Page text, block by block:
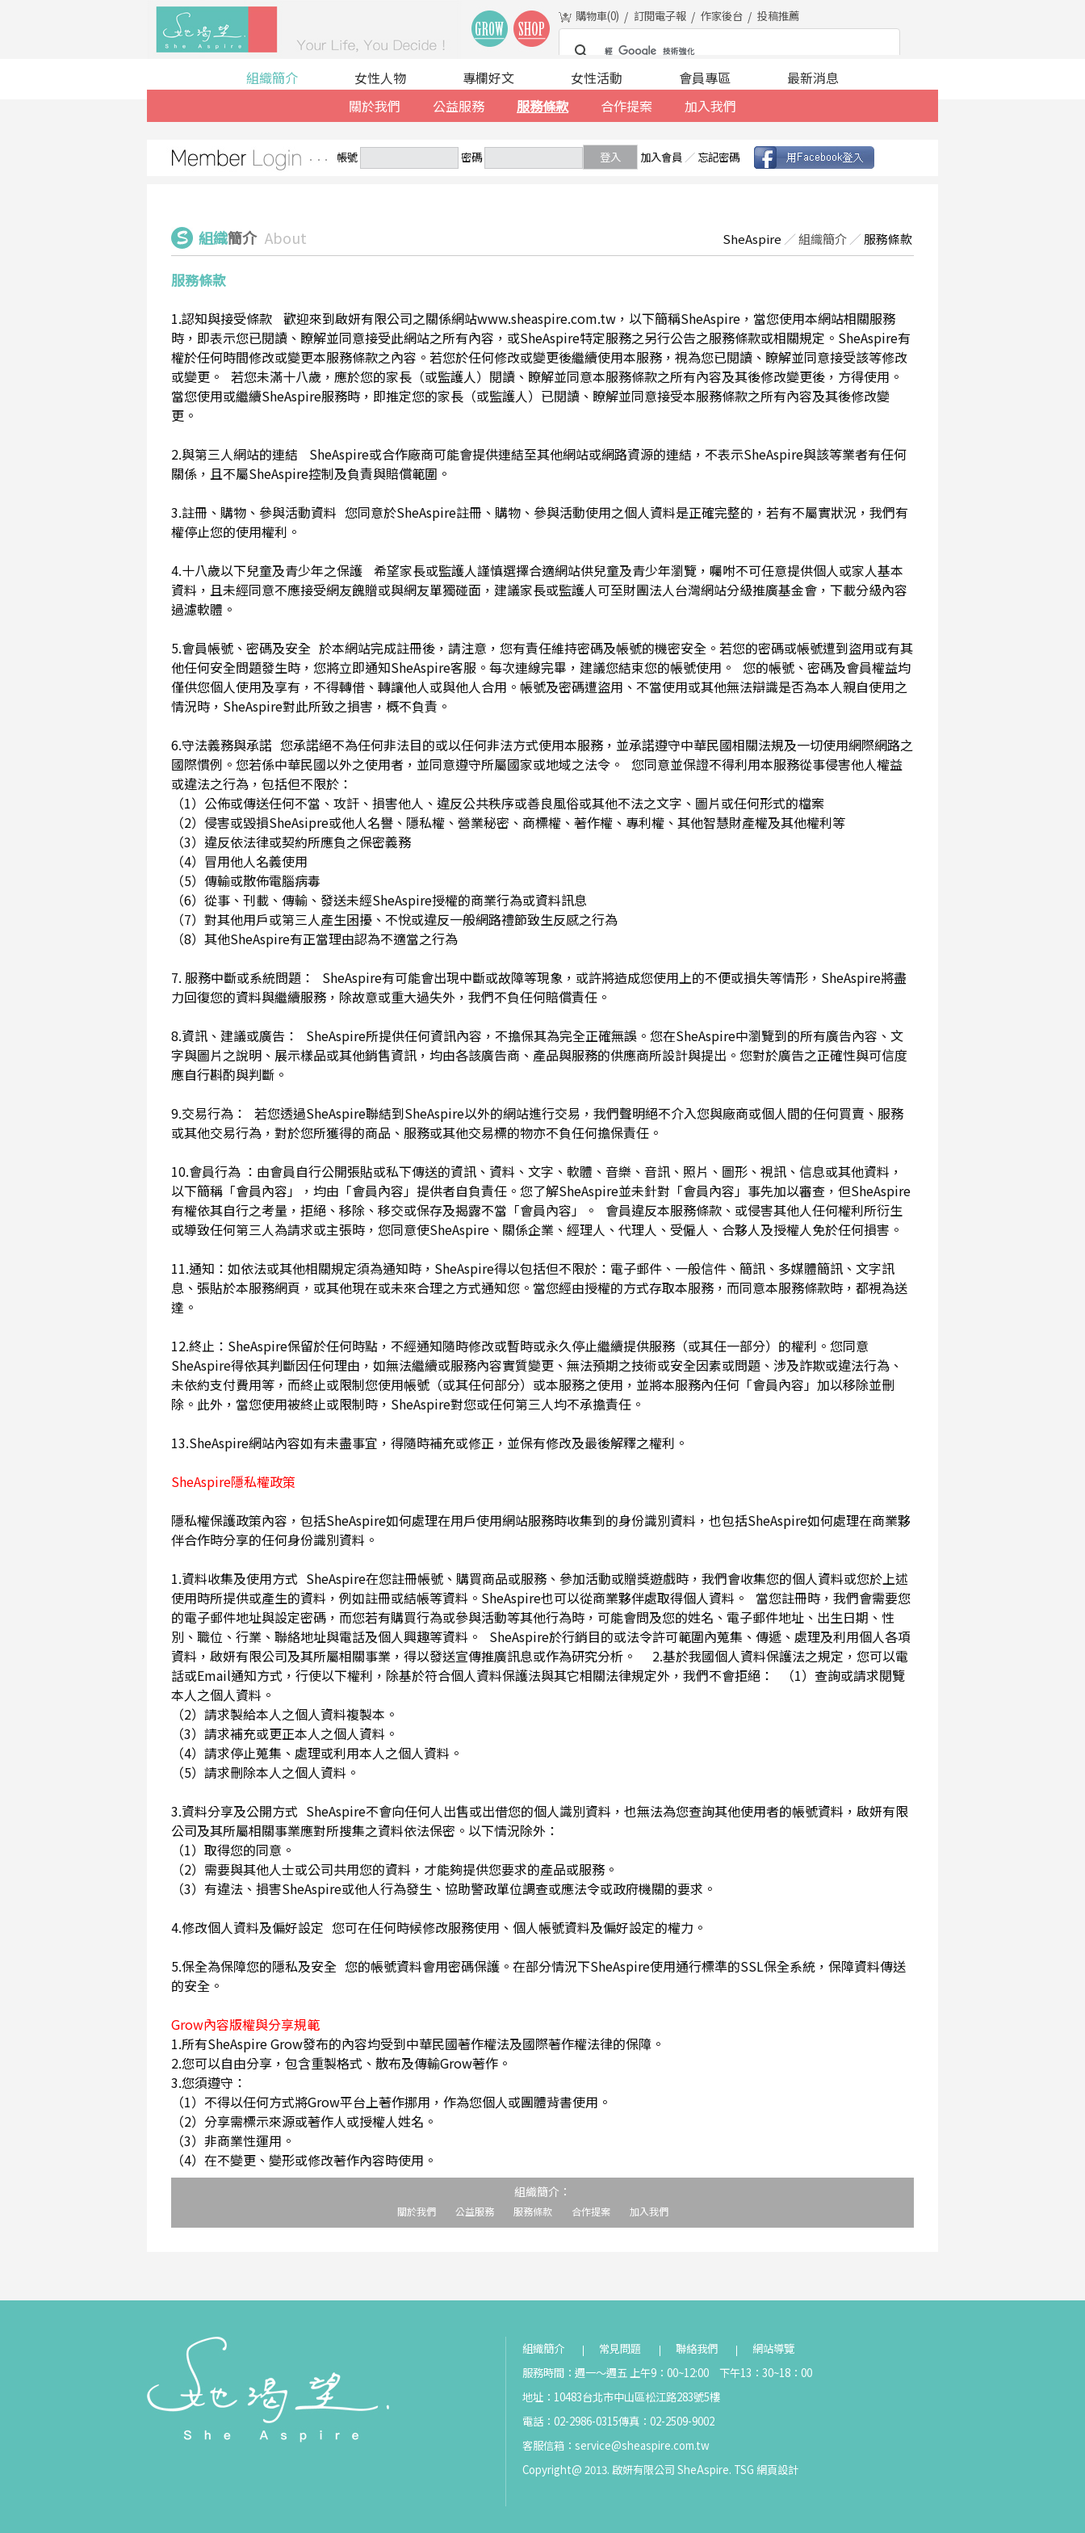
購物車(0) 訂閱電子報 作家後台 投稿推薦
組織簡介
關於我們
公益服務 服務條款 合作提案 加入我們
女性人物 專欄好文 女性活動 會員專區 最新消息
帳號 密碼 登入 加入會員 ／ 忘記密碼
組織簡介 About SheAspire ／組織簡介 ／ 服務條款
服務條款
1.認知與接受條款 歡迎來到啟妍有限公司之關係網站www.sheaspire.com.tw，以下簡稱SheAspire，當您使用本網站相關服務
時，即表示您已閱讀、瞭解並同意接受此網站之所有內容，或SheAspire特定服務之另行公告之服務條款或相關規定。SheAspire有
權於任何時間修改或變更本服務條款之內容。若您於任何修改或變更後繼續使用本服務，視為您已閱讀、瞭解並同意接受該等修改
或變更。 若您未滿十八歲，應於您的家長（或監護人）閱讀、瞭解並同意本服務條款之所有內容及其後修改變更後，方得使用。
當您使用或繼續SheAspire服務時，即推定您的家長（或監護人）已閱讀、瞭解並同意接受本服務條款之所有內容及其後修改變
更。
2.與第三人網站的連結 SheAspire或合作廠商可能會提供連結至其他網站或網路資源的連結，不表示SheAspire與該等業者有任何
關係，且不屬SheAspire控制及負責與賠償範圍。
3.註冊、購物、參與活動資料 您同意於SheAspire註冊、購物、參與活動使用之個人資料是正確完整的，若有不屬實狀況，我們有
權停止您的使用權利。
4.十八歲以下兒童及青少年之保護 希望家長或監護人謹慎選擇合適網站供兒童及青少年瀏覽，囑咐不可任意提供個人或家人基本
資料，且未經同意不應接受網友餽贈或與網友單獨碰面，建議家長或監護人可至財團法人台灣網站分級推廣基金會，下載分級內容
過濾軟體。
5.會員帳號、密碼及安全 於本網站完成註冊後，請注意，您有責任維持密碼及帳號的機密安全。若您的密碼或帳號遭到盜用或有其
他任何安全問題發生時，您將立即通知SheAspire客服。每次連線完畢，建議您結束您的帳號使用。 您的帳號、密碼及會員權益均
僅供您個人使用及享有，不得轉借、轉讓他人或與他人合用。帳號及密碼遭盜用、不當使用或其他無法辯識是否為本人親自使用之
情況時，SheAspire對此所致之損害，概不負責。
6.守法義務與承諾 您承諾絕不為任何非法目的或以任何非法方式使用本服務，並承諾遵守中華民國相關法規及一切使用網際網路之
國際慣例。您若係中華民國以外之使用者，並同意遵守所屬國家或地域之法令。 您同意並保證不得利用本服務從事侵害他人權益
或違法之行為，包括但不限於：
（1）公佈或傳送任何不當、攻訐、損害他人、違反公共秩序或善良風俗或其他不法之文字、圖片或任何形式的檔案
（2）侵害或毀損SheAsipre或他人名譽、隱私權、營業秘密、商標權、著作權、專利權、其他智慧財產權及其他權利等
（3）違反依法律或契約所應負之保密義務
（4）冒用他人名義使用
（5）傳輸或散佈電腦病毒
（6）從事、刊載、傳輸、發送未經SheAspire授權的商業行為或資料訊息
（7）對其他用戶或第三人產生困擾、不悅或違反一般網路禮節致生反感之行為
（8）其他SheAspire有正當理由認為不適當之行為
7. 服務中斷或系統問題： SheAspire有可能會出現中斷或故障等現象，或許將造成您使用上的不便或損失等情形，SheAspire將盡
力回復您的資料與繼續服務，除故意或重大過失外，我們不負任何賠償責任。
8.資訊、建議或廣告： SheAspire所提供任何資訊內容，不擔保其為完全正確無誤。您在SheAspire中瀏覽到的所有廣告內容、文
字與圖片之說明、展示樣品或其他銷售資訊，均由各該廣告商、產品與服務的供應商所設計與提出。您對於廣告之正確性與可信度
應自行斟酌與判斷。
9.交易行為： 若您透過SheAspire聯結到SheAspire以外的網站進行交易，我們聲明絕不介入您與廠商或個人間的任何買賣、服務
或其他交易行為，對於您所獲得的商品、服務或其他交易標的物亦不負任何擔保責任。
10.會員行為 ：由會員自行公開張貼或私下傳送的資訊、資料、文字、軟體、音樂、音訊、照片、圖形、視訊、信息或其他資料，
以下簡稱「會員內容」，均由「會員內容」提供者自負責任。您了解SheAspire並未針對「會員內容」事先加以審查，但SheAspire
有權依其自行之考量，拒絕、移除、移交或保存及揭露不當「會員內容」。 會員違反本服務條款、或侵害其他人任何權利所衍生
或導致任何第三人為請求或主張時，您同意使SheAspire、關係企業、經理人、代理人、受僱人、合夥人及授權人免於任何損害。
11.通知：如依法或其他相關規定須為通知時，SheAspire得以包括但不限於：電子郵件、一般信件、簡訊、多媒體簡訊、文字訊
息、張貼於本服務網頁，或其他現在或未來合理之方式通知您。當您經由授權的方式存取本服務，而同意本服務條款時，都視為送
達。
12.終止：SheAspire保留於任何時點，不經通知隨時修改或暫時或永久停止繼續提供服務（或其任一部分）的權利。您同意
SheAspire得依其判斷因任何理由，如無法繼續或服務內容實質變更、無法預期之技術或安全因素或問題、涉及詐欺或違法行為、
未依約支付費用等，而終止或限制您使用帳號（或其任何部分）或本服務之使用，並將本服務內任何「會員內容」加以移除並刪
除。此外，當您使用被終止或限制時，SheAspire對您或任何第三人均不承擔責任。
13.SheAspire網站內容如有未盡事宜，得隨時補充或修正，並保有修改及最後解釋之權利。
SheAspire隱私權政策
隱私權保護政策內容，包括SheAspire如何處理在用戶使用網站服務時收集到的身份識別資料，也包括SheAspire如何處理在商業夥
伴合作時分享的任何身份識別資料。
1.資料收集及使用方式 SheAspire在您註冊帳號、購買商品或服務、參加活動或贈獎遊戲時，我們會收集您的個人資料或您於上述
使用時所提供或產生的資料，例如註冊或結帳等資料。SheAspire也可以從商業夥伴處取得個人資料。 當您註冊時，我們會需要您
的電子郵件地址與設定密碼，而您若有購買行為或參與活動等其他行為時，可能會問及您的姓名、電子郵件地址、出生日期、性
別、職位、行業、聯絡地址與電話及個人興趣等資料。 SheAspire於行銷目的或法令許可範圍內蒐集、傳遞、處理及利用個人各項
資料，啟妍有限公司及其所屬相關事業，得以發送宣傳推廣訊息或作為研究分析。 2.基於我國個人資料保護法之規定，您可以電
話或Email通知方式，行使以下權利，除基於符合個人資料保護法與其它相關法律規定外，我們不會拒絕： （1）查詢或請求閱覽
本人之個人資料。
（2）請求製給本人之個人資料複製本。
（3）請求補充或更正本人之個人資料。
（4）請求停止蒐集、處理或利用本人之個人資料。
（5）請求刪除本人之個人資料。
3.資料分享及公開方式 SheAspire不會向任何人出售或出借您的個人識別資料，也無法為您查詢其他使用者的帳號資料，啟妍有限
公司及其所屬相關事業應對所搜集之資料依法保密。以下情況除外：
（1）取得您的同意。
（2）需要與其他人士或公司共用您的資料，才能夠提供您要求的產品或服務。
（3）有違法、損害SheAspire或他人行為發生、協助警政單位調查或應法令或政府機關的要求。
4.修改個人資料及偏好設定 您可在任何時候修改服務使用、個人帳號資料及偏好設定的權力。
5.保全為保障您的隱私及安全 您的帳號資料會用密碼保護。在部分情況下SheAspire使用通行標準的SSL保全系統，保障資料傳送
的安全。
Grow內容版權與分享規範
1.所有SheAspire Grow發布的內容均受到中華民國著作權法及國際著作權法律的保障。
2.您可以自由分享，包含重製格式、散布及傳輸Grow著作。
3.您須遵守：
（1）不得以任何方式將Grow平台上著作挪用，作為您個人或團體背書使用。
（2）分享需標示來源或著作人或授權人姓名。
（3）非商業性運用。
（4）在不變更、變形或修改著作內容時使用。
組織簡介：
關於我們 公益服務 服務條款 合作提案 加入我們
組織簡介 常見問題 聯絡我們
網站導覽
服務時間：週一～週五 上午9：00~12:00 下午13：30~18：00
地址：10483台北市中山區松江路283號5樓
電話：02-2986-0315傳真：02-2509-9002
客服信箱： service@sheaspire.com.tw
Copyright@ 2013. 啟妍有限公司 SheAspire. TSG 網頁設計